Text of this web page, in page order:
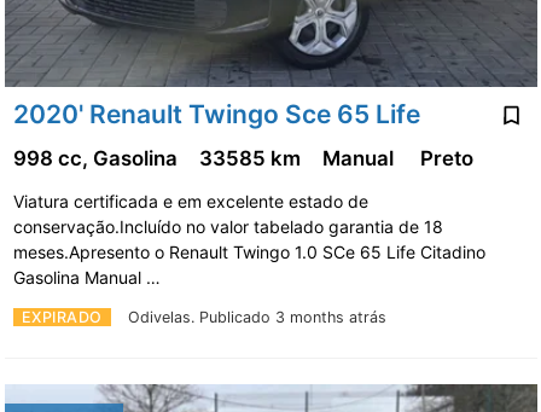
2020' Renault Twingo Sce 65 Life
EXPIRADO Odivelas. Publicado 3 months atrás
998 cc, Gasolina 33585 km Manual Preto
Viatura certificada e em excelente estado de
conservação.Incluído no valor tabelado garantia de 18
meses.Apresento o Renault Twingo 1.0 SCe 65 Life Citadino
Gasolina Manual …